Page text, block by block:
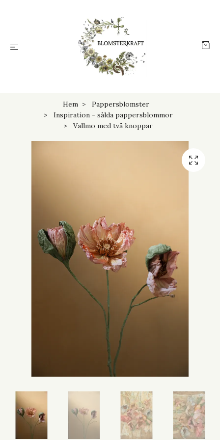
Hem
Pappersblomster
Inspiration - sålda pappersblommor
Vallmo med två knoppar